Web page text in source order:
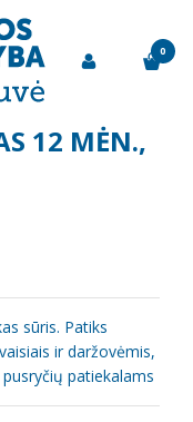
0
12 mėn., 180 g
40%
12 MĖN.,
sūris. Patiks
ir daržovėmis,
patiekalams